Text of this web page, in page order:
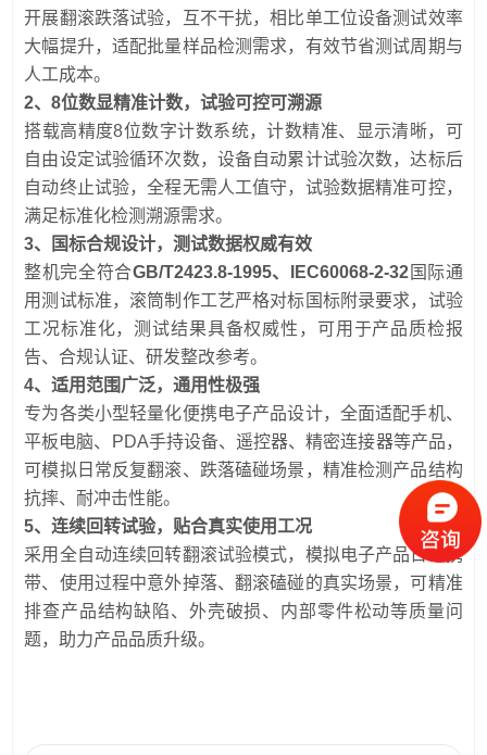
开展翻滚跌落试验，互不干扰，相比单工位设备测试效率
大幅提升，适配批量样品检测需求，有效节省测试周期与
人工成本。
2、8位数显精准计数，试验可控可溯源
搭载高精度8位数字计数系统，计数精准、显示清晰，可
自由设定试验循环次数，设备自动累计试验次数，达标后
自动终止试验，全程无需人工值守，试验数据精准可控，
满足标准化检测溯源需求。
3、国标合规设计，测试数据权威有效
整机完全符合GB/T2423.8-1995、IEC60068-2-32 国际通
用测试标准，滚筒制作工艺严格对标国标附录要求，试验
工况标准化，测试结果具备权威性，可用于产品质检报
告、合规认证、研发整改参考。
4、适用范围广泛，通用性极强
专为各类小型轻量化便携电子产品设计，全面适配手机、
平板电脑、PDA手持设备、遥控器、精密连接器等产品，
可模拟日常反复翻滚、跌落磕碰场景，精准检测产品结构
抗摔、耐冲击性能。
5、连续回转试验，贴合真实使用工况
采用全自动连续回转翻滚试验模式，模拟电子产品日常携
带、使用过程中意外掉落、翻滚磕碰的真实场景，可精准
排查产品结构缺陷、外壳破损、内部零件松动等质量问
题，助力产品品质升级。